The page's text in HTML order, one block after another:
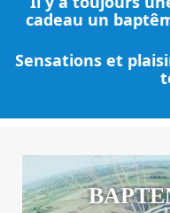
cadeau un
Sensations et